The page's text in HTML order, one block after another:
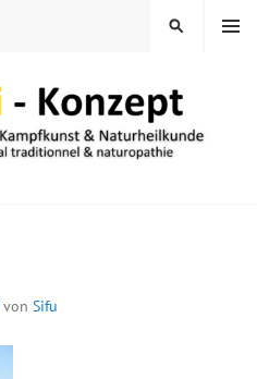
MENÜ
SUCHEN
von Sifu